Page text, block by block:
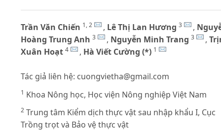
Trần Văn Chiến 1, 2 , Lê Thị Lan Hương 3 ,
Hoàng Trung Anh 3 , Nguyễn Minh Trang 3 ,
Xuân Hoạt 4 , Hà Viết Cường (*) 1
Tác giả liên hệ: cuongvietha@gmail.com
1 Khoa Nông học, Học viện Nông nghiệp Việt Nam
2 Trung tâm Kiểm dịch thực vật sau nhập khẩu I, Cục
Trồng trọt và Bảo vệ thực vật